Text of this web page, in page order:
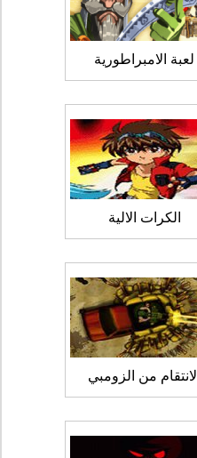
لعبة الامبراطورية
الكرات الالية
الانتقام من الزومبي